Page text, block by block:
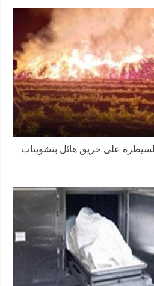
للسيطرة على حريق هائل بتشوينات